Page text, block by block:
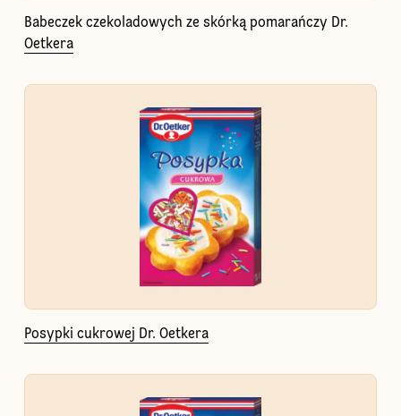
Babeczek czekoladowych ze skórką pomarańczy Dr.
Oetkera
Posypki cukrowej Dr. Oetkera